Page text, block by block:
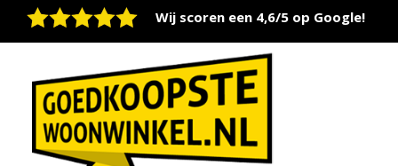
Wij scoren een 4,6/5 op Google!